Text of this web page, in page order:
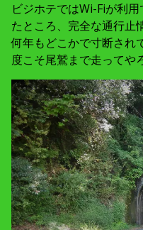
ビジホテではWi-Fiが利
たところ、完全な通行止
何年もどこかで寸断され
度こそ尾鷲まで走ってや